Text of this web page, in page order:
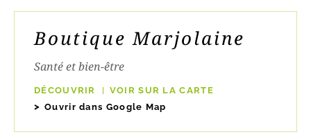
Boutique Marjolaine
Santé et bien-être
DÉCOUVRIR
VOIR SUR LA CARTE
Ouvrir dans Google Map